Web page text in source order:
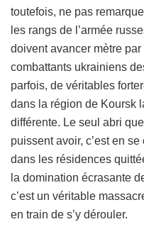
toutefois, ne pas
les rangs de l’armée
doivent avancer mètre
combattants ukrainiens
parfois, de véritables
dans la région de Koursk
différente. Le seul abri
puissent avoir, c’est en
dans les résidences
la domination écrasante
c’est un véritable
en train de s’y dérouler.